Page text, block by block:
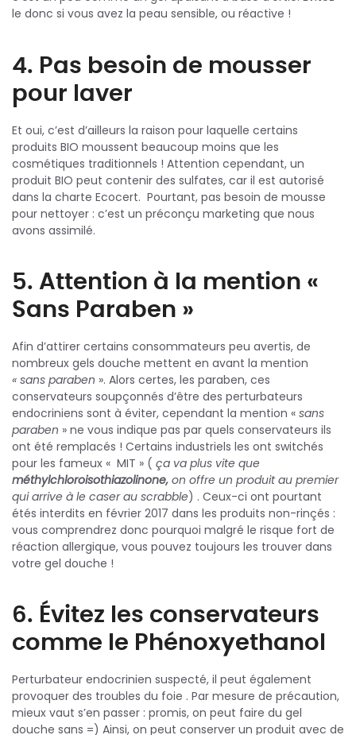
le donc si vous avez la peau sensible, ou réactive !
4. Pas besoin de mousser
pour laver
Et oui, c’est d’ailleurs la raison pour laquelle certains
produits BIO moussent beaucoup moins que les
cosmétiques traditionnels ! Attention cependant, un
produit BIO peut contenir des sulfates, car il est autorisé
dans la charte Ecocert. Pourtant, pas besoin de mousse
pour nettoyer : c’est un préconçu marketing que nous
avons assimilé.
5. Attention à la mention «
Sans Paraben »
Afin d’attirer certains consommateurs peu avertis, de
nombreux gels douche mettent en avant la mention
« sans paraben ». Alors certes, les paraben, ces
conservateurs soupçonnés d’être des perturbateurs
endocriniens sont à éviter, cependant la mention « sans
paraben » ne vous indique pas par quels conservateurs ils
ont été remplacés ! Certains industriels les ont switchés
pour les fameux « MIT » ( ça va plus vite que
méthylchloroisothiazolinone, on offre un produit au premier
qui arrive à le caser au scrabble) . Ceux-ci ont pourtant
étés interdits en février 2017 dans les produits non-rinçés :
vous comprendrez donc pourquoi malgré le risque fort de
réaction allergique, vous pouvez toujours les trouver dans
votre gel douche !
6. Évitez les conservateurs
comme le Phénoxyethanol
Perturbateur endocrinien suspecté, il peut également
provoquer des troubles du foie . Par mesure de précaution,
mieux vaut s’en passer : promis, on peut faire du gel
douche sans =) Ainsi, on peut conserver un produit avec de